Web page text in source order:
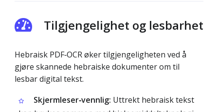
Tilgjengelighet og lesbarhet
Hebraisk PDF‑OCR øker tilgjengeligheten ved å
gjøre skannede hebraiske dokumenter om til
lesbar digital tekst.
Skjermleser‑vennlig: Uttrekt hebraisk tekst